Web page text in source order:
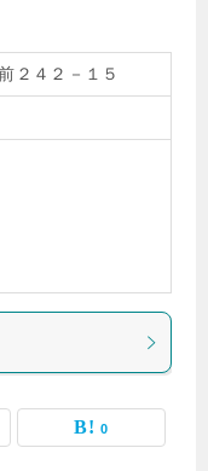
２４２－１５
0